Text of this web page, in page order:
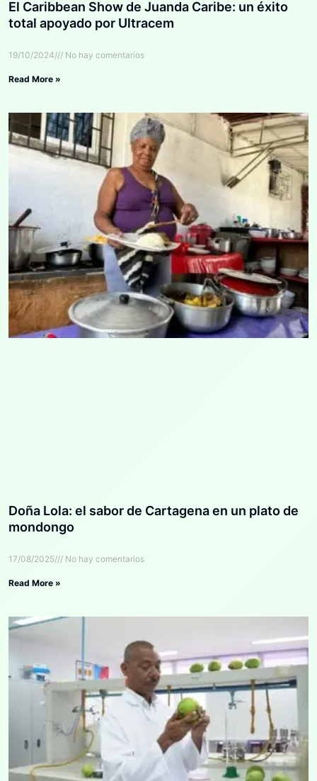
El Caribbean Show de Juanda Caribe: un éxito
total apoyado por Ultracem
19/10/2024 No hay comentarios
Read More »
Doña Lola: el sabor de Cartagena en un plato de
mondongo
17/08/2025 No hay comentarios
Read More »